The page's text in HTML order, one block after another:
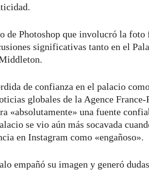
de Photoshop que involucró la
significativas tanto en el
de confianza en el palacio
globales de la Agence France-
«absolutamente» una fuente
se vio aún más socavada
en Instagram como «engañoso».
empañó su imagen y generó